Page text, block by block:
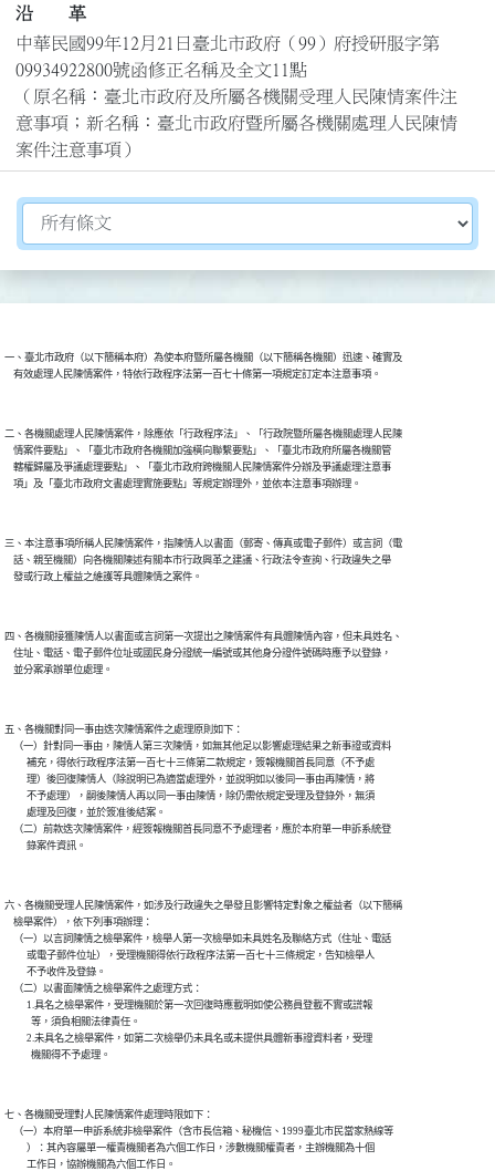
沿 革
中華民國99年12月21日臺北市政府（99）府授研服字第
09934922800號函修正名稱及全文11點
（原名稱：臺北市政府及所屬各機關受理人民陳情案件注
意事項；新名稱：臺北市政府暨所屬各機關處理人民陳情
案件注意事項）
切換選擇法規資訊內容
一、臺北市政府（以下簡稱本府）為使本府暨所屬各機關（以下簡稱各機關）迅速、確實及
二、各機關處理人民陳情案件，除應依「行政程序法」、「行政院暨所屬各機關處理人民陳
    情案件要點」、「臺北市政府各機關加強橫向聯繫要點」、「臺北市政府所屬各機關管
    轄權歸屬及爭議處理要點」、「臺北市政府跨機關人民陳情案件分辦及爭議處理注意事
三、本注意事項所稱人民陳情案件，指陳情人以書面（郵寄、傳真或電子郵件）或言詞（電
    話、親至機關）向各機關陳述有關本市行政興革之建議、行政法令查詢、行政違失之舉
四、各機關接獲陳情人以書面或言詞第一次提出之陳情案件有具體陳情內容，但未具姓名、
    住址、電話、電子郵件位址或國民身分證統一編號或其他身分證件號碼時應予以登錄，
五、各機關對同一事由迭次陳情案件之處理原則如下：
    （一）針對同一事由，陳情人第三次陳情，如無其他足以影響處理結果之新事證或資料
          補充，得依行政程序法第一百七十三條第二款規定，簽報機關首長同意（不予處
          理）後回復陳情人（除說明已為適當處理外，並說明如以後同一事由再陳情，將
          不予處理），嗣後陳情人再以同一事由陳情，除仍需依規定受理及登錄外，無須
          處理及回復，並於簽准後結案。
    （二）前款迭次陳情案件，經簽報機關首長同意不予處理者，應於本府單一申訴系統登
六、各機關受理人民陳情案件，如涉及行政違失之舉發且影響特定對象之權益者（以下簡稱
    檢舉案件），依下列事項辦理：
    （一）以言詞陳情之檢舉案件，檢舉人第一次檢舉如未具姓名及聯絡方式（住址、電話
          或電子郵件位址），受理機關得依行政程序法第一百七十三條規定，告知檢舉人
          不予收件及登錄。
    （二）以書面陳情之檢舉案件之處理方式：
          1.具名之檢舉案件，受理機關於第一次回復時應載明如使公務員登載不實或謊報
            等，須負相關法律責任。
          2.未具名之檢舉案件，如第二次檢舉仍未具名或未提供具體新事證資料者，受理
七、各機關受理對人民陳情案件處理時限如下：
    （一）本府單一申訴系統非檢舉案件（含市長信箱、秘機信、1999臺北市民當家熱線等
          ）：其內容屬單一權責機關者為六個工作日，涉數機關權責者，主辦機關為十個
          工作日，協辦機關為六個工作日。